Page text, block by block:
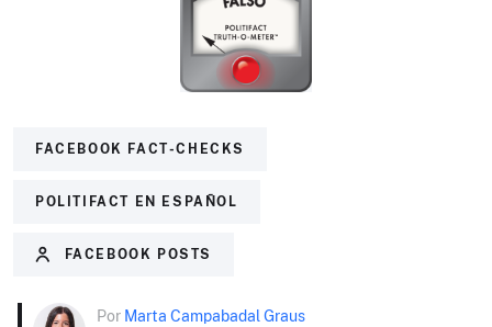
FACEBOOK FACT-CHECKS
POLITIFACT EN ESPAÑOL
FACEBOOK POSTS
Por Marta Campabadal Graus